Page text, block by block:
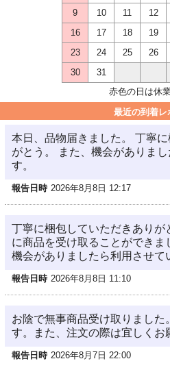
9
10 11 12
16
17 18 19
23
24 25 26
30
31
赤色の日は休
最近の到着レ
本日、品物届きました。 丁寧
がとう。 また、機会がありま
す。
報告日時 2026年8月8日 12:17
丁寧に梱包していただきありが
に商品を受け取ることができま
機会がありましたら利用させて
報告日時 2026年8月8日 11:10
お陰で無事商品受け取りました
す。また、注文の際は宜しくお
報告日時 2026年8月7日 22:00